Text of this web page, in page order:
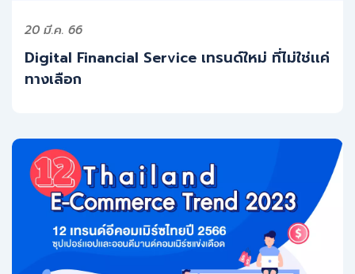
20 มี.ค. 66
Digital Financial Service เทรนด์ใหม่ ที่ไม่ใช่เเค่
ทางเลือก